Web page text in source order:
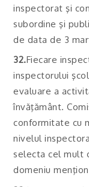
inspectorat şi
subordine şi
de data de 3
32.Fiecare
inspectorului
evaluare a
învăţământ.
conformitate cu
nivelul
selecta cel mult
domeniu